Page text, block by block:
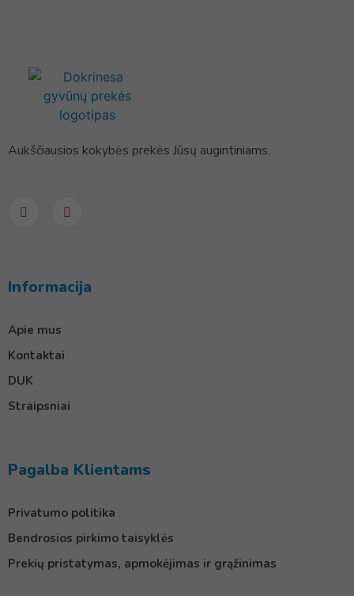
Aukščiausios kokybės prekės Jūsų augintiniams.
Informacija
Apie mus
Kontaktai
DUK
Straipsniai
Pagalba Klientams
Privatumo politika
Bendrosios pirkimo taisyklės
Prekių pristatymas, apmokėjimas ir grąžinimas